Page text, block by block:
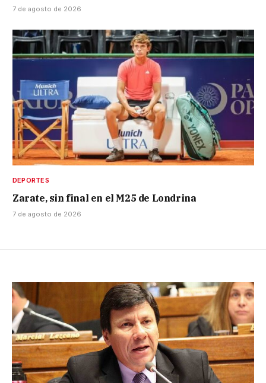
7 de agosto de 2026
DEPORTES
Zarate, sin final en el M25 de Londrina
7 de agosto de 2026